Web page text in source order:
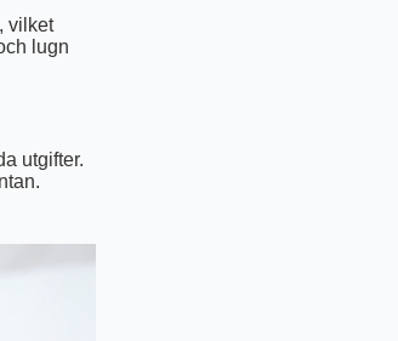
vilket
lugn
utgifter.